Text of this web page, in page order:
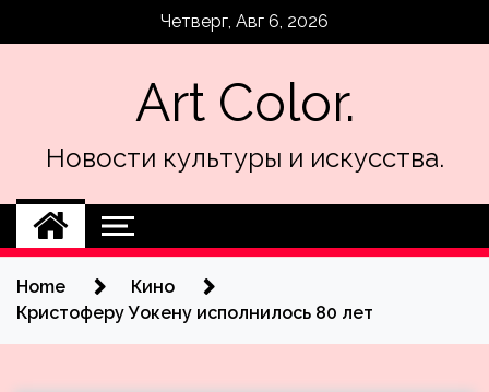
Четверг, Авг 6, 2026
Art Color.
Новости культуры и искусства.
Home
Кино
Кристоферу Уокену исполнилось 80 лет